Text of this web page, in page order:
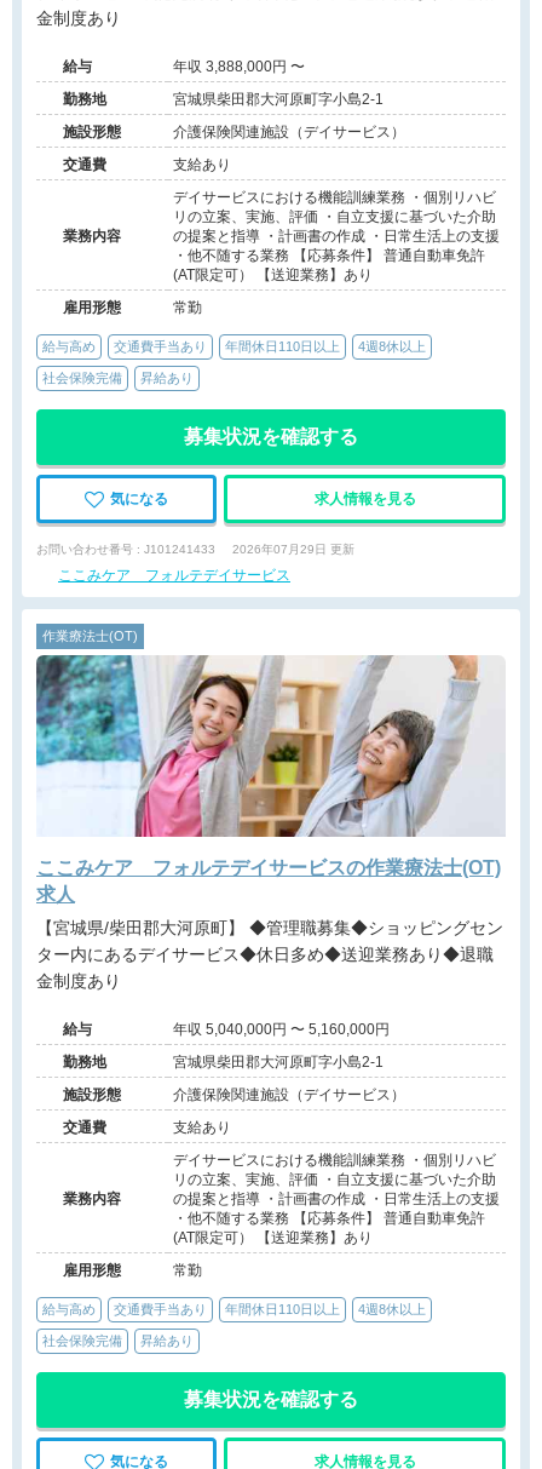
金制度あり
給与
年収 3,888,000円 〜
勤務地
宮城県柴田郡大河原町字小島2-1
施設形態
介護保険関連施設（デイサービス）
交通費
支給あり
業務内容
デイサービスにおける機能訓練業務 ・個別リハビ
リの立案、実施、評価 ・自立支援に基づいた介助
の提案と指導 ・計画書の作成 ・日常生活上の支援
・他不随する業務 【応募条件】 普通自動車免許
(AT限定可） 【送迎業務】あり
雇用形態
常勤
給与高め 交通費手当あり 年間休日110日以上 4週8休以上
社会保険完備 昇給あり
募集状況を確認する
気になる 求人情報を見る
お問い合わせ番号 : J101241433 2026年07月29日 更新
ここみケア フォルテデイサービス
作業療法士(OT)
ここみケア フォルテデイサービスの作業療法士(OT)
求人
【宮城県/柴田郡大河原町】 ◆管理職募集◆ショッピングセン
ター内にあるデイサービス◆休日多め◆送迎業務あり◆退職
金制度あり
給与
年収 5,040,000円 〜 5,160,000円
勤務地
宮城県柴田郡大河原町字小島2-1
施設形態
介護保険関連施設（デイサービス）
交通費
支給あり
業務内容
デイサービスにおける機能訓練業務 ・個別リハビ
リの立案、実施、評価 ・自立支援に基づいた介助
の提案と指導 ・計画書の作成 ・日常生活上の支援
・他不随する業務 【応募条件】 普通自動車免許
(AT限定可） 【送迎業務】あり
雇用形態
常勤
給与高め 交通費手当あり 年間休日110日以上 4週8休以上
社会保険完備 昇給あり
募集状況を確認する
気になる 求人情報を見る